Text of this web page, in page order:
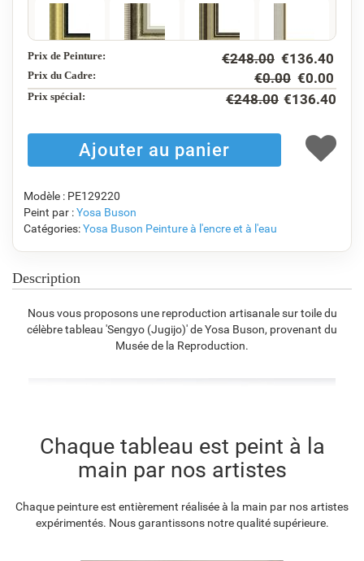
F5130-234
€122.29
F5429-258 F3013-236
€90.08
F1823-204
€95.39
F8645-298
€158.98
F6537-236
€84.34
F7034-298
€
F4613-236
€85.16
F5130-204
€122.77
F6035-220
€ 101.10
Prix de Peinture: €248.00 €136.40
Prix du Cadre: €0.00 €0.00
Prix ​​spécial: €248.00 €136.40
Modèle : PE129220
Peint par :Yosa Buson
Catégories:Yosa Buson Peinture à l'encre et à l'eau
Description
Nous vous proposons une reproduction artisanale sur toile du
célèbre tableau 'Sengyo (Jugijo)' de Yosa Buson, provenant du
Musée de la Reproduction.
Chaque tableau est peint à la
main par nos artistes
Chaque peinture est entièrement réalisée à la main par nos artistes
expérimentés. Nous garantissons notre qualité supérieure.